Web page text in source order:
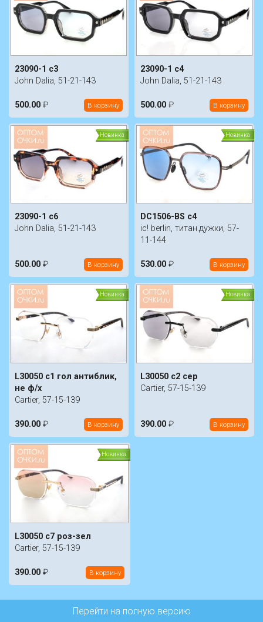
23090-1 с3
John Dalia, 51-21-143
500.00 ₽ В корзину
23090-1 с4
John Dalia, 51-21-143
500.00 ₽ В корзину
Новинка
23090-1 с6
John Dalia, 51-21-143
500.00 ₽ В корзину
Новинка
DC1506-BS c4
ic! berlin, титан.дужки, 57-
11-144
530.00 ₽ В корзину
Новинка
L30050 c1 гол антиблик,
не ф/х
Cartier, 57-15-139
390.00 ₽ В корзину
Новинка
L30050 c2 сер
Cartier, 57-15-139
390.00 ₽ В корзину
Новинка
L30050 c7 роз-зел
Cartier, 57-15-139
390.00 ₽ В корзину
Перейти на полную версию